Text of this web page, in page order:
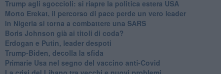
Trump agli sgoccioli: si riapre la politica estera USA
Morto Erekat, il percorso di pace perde un vero leader
In Nigeria si torna a combattere una SARS
Boris Johnson già ai titoli di coda?
Erdogan e Putin, leader despoti
Trump-Biden, decolla la sfida
Primarie Usa nel segno del vaccino anti-Covid